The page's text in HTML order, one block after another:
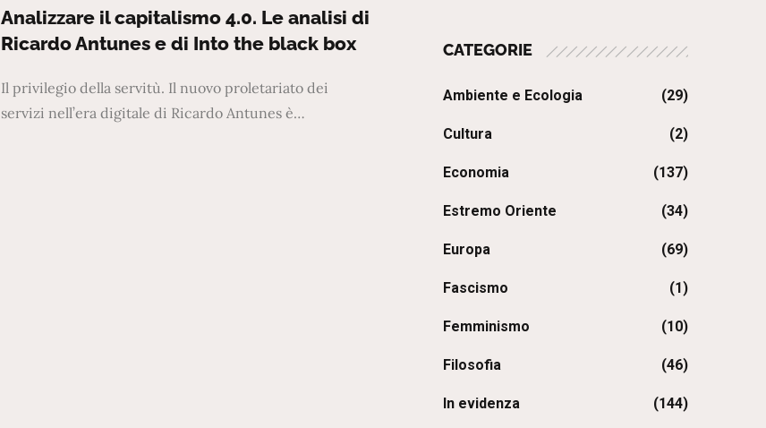
on
Analizzare il capitalismo 4.0. Le analisi di
Ricardo Antunes e di Into the black box
Il privilegio della servitù. Il nuovo proletariato dei
servizi nell’era digitale di Ricardo Antunes è…
CATEGORIE
Ambiente e Ecologia (29)
Cultura (2)
Economia (137)
Estremo Oriente (34)
Europa (69)
Fascismo (1)
Femminismo (10)
Filosofia (46)
In evidenza (144)